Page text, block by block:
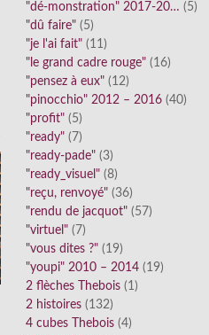
"dé-monstration" 2017-20… (5)
"dû faire" (5)
"je l'ai fait" (11)
"le grand cadre rouge" (16)
"pensez à eux" (12)
"pinocchio" 2012 – 2016 (40)
"profit" (5)
"ready" (7)
"ready-pade" (3)
"ready_visuel" (8)
"reçu, renvoyé" (36)
"rendu de jacquot" (57)
"virtuel" (7)
"vous dites ?" (19)
"youpi" 2010 – 2014 (19)
2 flèches Thebois (1)
2 histoires (132)
4 cubes Thebois (4)